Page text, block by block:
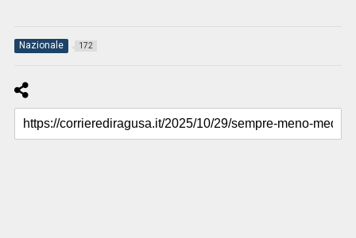
Nazionale 172